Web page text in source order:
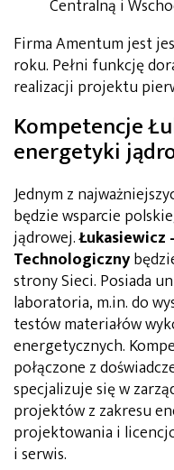
Centralną i
Firma Amentum jest
roku. Pełni funkcję
realizacji projektu
Kompetencje
energetyki
Jednym z
będzie wsparcie
jądrowej.
Technologiczny
strony Sieci. Posiada
laboratoria, m.in. do
testów materiałów
energetycznych.
połączone z
specjalizuje się w
projektów z zakresu
projektowania i
i serwis.